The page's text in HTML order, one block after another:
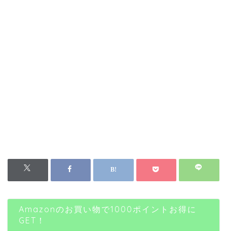
Amazonのお買い物で1000ポイントお得に
GET！